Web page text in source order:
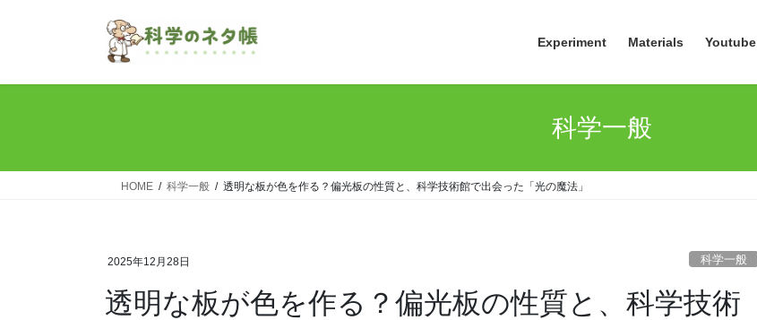
Experiment Materials Youtube
科学一般
HOME 科学一般 透明な板が色を作る？偏光板の性質と、科学技術館で出会った「光の魔法」
2025年12月28日 科学一般
透明な板が色を作る？偏光板の性質と、科学技術